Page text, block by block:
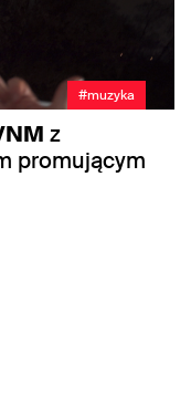
#muzyka
z
promującym